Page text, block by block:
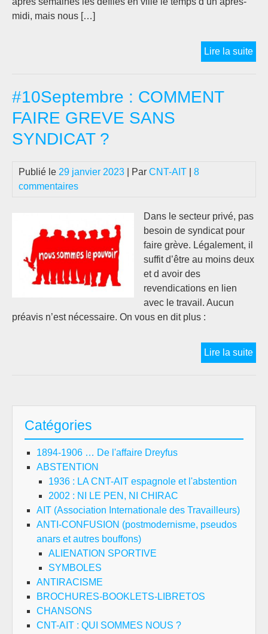
midi, mais nous […]
Lire la suite
#10Septembre : COMMENT
FAIRE GREVE SANS
SYNDICAT ?
Publié le 29 janvier 2023 | Par CNT-AIT
8
commentaires
Dans le secteur privé, pas
besoin de syndicat pour
faire grève. Légalement, il
suffit d’être au moins deux
et d avoir des
revendications en lien
avec le travail. Aucun
préavis n’est nécessaire. On vous en dit plus :
Lire la suite
:
Catégories
1894-1906 … De l'affaire Dreyfus
ABSTENTION
1936 : LA CNT-AIT espagnole et l'abstention
2002 : NI LE PEN, NI CHIRAC
AIT (Association Internationale des Travailleurs)
ANTI-CONFUSION (postmodernisme, pseudos
anars et autres bouffons)
ALIENATION SPORTIVE
SYMBOLES
ANTIRACISME
BROCHURES-BOOKLETS-LIBRETOS
CHANSONS
CNT-AIT : QUI SOMMES NOUS ?